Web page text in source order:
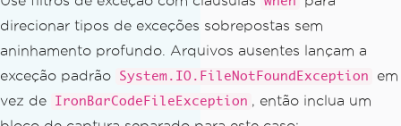
direcionar tipos de exceções sobrepostas sem
aninhamento profundo. Arquivos ausentes lançam a
exceção padrão
System.IO.FileNotFoundException
em
vez de
IronBarCodeFileException , então inclua um